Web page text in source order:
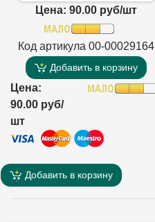
Цена: 90.00 руб/шт
Код артикула 00-00029164
Добавить в корзину
Цена:
90.00 руб/
шт
Добавить в корзину